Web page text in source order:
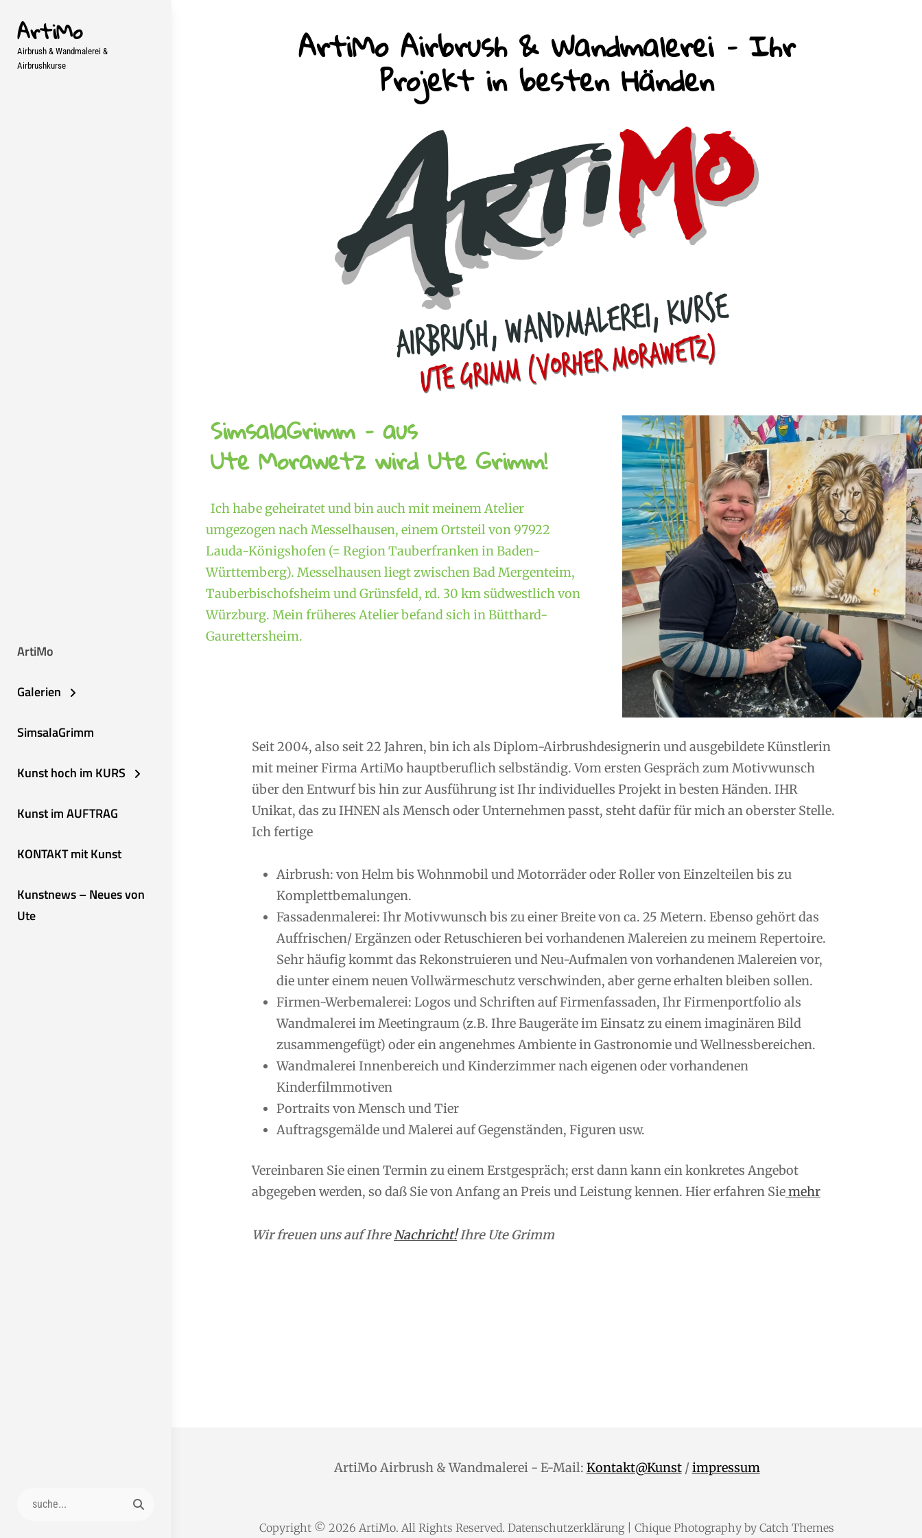
content
ArtiMo
Airbrush & Wandmalerei &
Airbrushkurse
ArtiMo
Galerien
SimsalaGrimm
Kunst hoch im KURS
Kunst im AUFTRAG
KONTAKT mit Kunst
Kunstnews – Neues von
Ute
Search
ArtiMo Airbrush & Wandmalerei – Ihr
Projekt in besten Händen
SimsalaGrimm – aus
Ute Morawetz wird Ute Grimm!
Ich habe geheiratet und bin auch mit meinem Atelier
umgezogen nach Messelhausen, einem Ortsteil von 97922
Lauda-Königshofen (= Region Tauberfranken in Baden-
Württemberg). Messelhausen liegt zwischen Bad Mergenteim,
Tauberbischofsheim und Grünsfeld, rd. 30 km südwestlich von
Würzburg. Mein früheres Atelier befand sich in Bütthard-
Gaurettersheim.
Seit 2004, also seit 22 Jahren, bin ich als Diplom-Airbrushdesignerin und ausgebildete Künstlerin
mit meiner Firma ArtiMo hauptberuflich selbständig. Vom ersten Gespräch zum Motivwunsch
über den Entwurf bis hin zur Ausführung ist Ihr individuelles Projekt in besten Händen. IHR
Unikat, das zu IHNEN als Mensch oder Unternehmen passt, steht dafür für mich an oberster Stelle.
Ich fertige
Airbrush: von Helm bis Wohnmobil und Motorräder oder Roller von Einzelteilen bis zu
Komplettbemalungen.
Fassadenmalerei: Ihr Motivwunsch bis zu einer Breite von ca. 25 Metern. Ebenso gehört das
Auffrischen/ Ergänzen oder Retuschieren bei vorhandenen Malereien zu meinem Repertoire.
Sehr häufig kommt das Rekonstruieren und Neu-Aufmalen von vorhandenen Malereien vor,
die unter einem neuen Vollwärmeschutz verschwinden, aber gerne erhalten bleiben sollen.
Firmen-Werbemalerei: Logos und Schriften auf Firmenfassaden, Ihr Firmenportfolio als
Wandmalerei im Meetingraum (z.B. Ihre Baugeräte im Einsatz zu einem imaginären Bild
zusammengefügt) oder ein angenehmes Ambiente in Gastronomie und Wellnessbereichen.
Wandmalerei Innenbereich und Kinderzimmer nach eigenen oder vorhandenen
Kinderfilmmotiven
Portraits von Mensch und Tier
Auftragsgemälde und Malerei auf Gegenständen, Figuren usw.
Vereinbaren Sie einen Termin zu einem Erstgespräch; erst dann kann ein konkretes Angebot
abgegeben werden, so daß Sie von Anfang an Preis und Leistung kennen. Hier erfahren Siemehr
Wir freuen uns auf Ihre Nachricht!Ihre Ute Grimm
ArtiMo Airbrush & Wandmalerei - E-Mail: Kontakt@Kunst/impressum
Copyright © 2026 ArtiMo. All Rights Reserved. Datenschutzerklärung| Chique Photography by Catch Themes